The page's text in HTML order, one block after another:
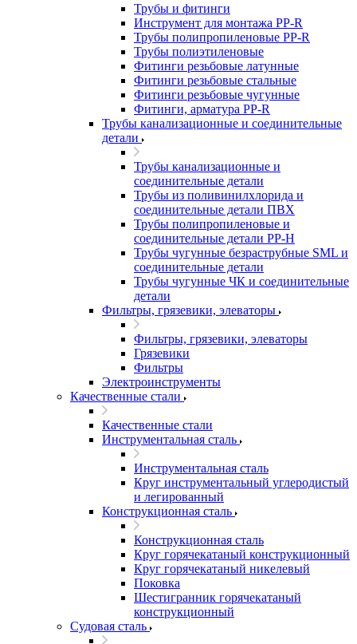
Трубы и фитинги
Инструмент для монтажа PP-R
Трубы полипропиленовые PP-R
Трубы полиэтиленовые
Фитинги резьбовые латунные
Фитинги резьбовые стальные
Фитинги резьбовые чугунные
Фитинги, арматура PP-R
Трубы канализационные и соединительные
детали
Трубы канализационные и
соединительные детали
Трубы из поливинилхлорида и
соединительные детали ПВХ
Трубы полипропиленовые и
соединительные детали PP-H
Трубы чугунные безраструбные SML и
соединительные детали
Трубы чугунные ЧК и соединительные
детали
Фильтры, грязевики, элеваторы
Фильтры, грязевики, элеваторы
Грязевики
Фильтры
Электроинструменты
Качественные стали
Качественные стали
Инструментальная сталь
Инструментальная сталь
Круг инструментальный углеродистый
и легированный
Конструкционная сталь
Конструкционная сталь
Круг горячекатаный конструкционный
Круг горячекатаный никелевый
Поковка
Шестигранник горячекатаный
конструкционный
Судовая сталь